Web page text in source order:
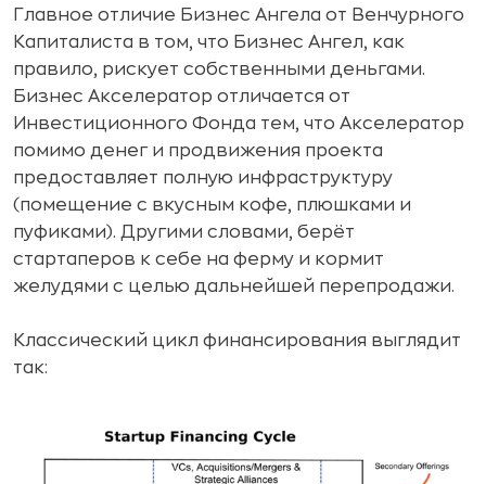
Главное отличие Бизнес Ангела от Венчурного
Капиталиста в том, что Бизнес Ангел, как
правило, рискует собственными деньгами.
Бизнес Акселератор отличается от
Инвестиционного Фонда тем, что Акселератор
помимо денег и продвижения проекта
предоставляет полную инфраструктуру
(помещение с вкусным кофе, плюшками и
пуфиками). Другими словами, берёт
стартаперов к себе на ферму и кормит
желудями с целью дальнейшей перепродажи.
Классический цикл финансирования выглядит
так: